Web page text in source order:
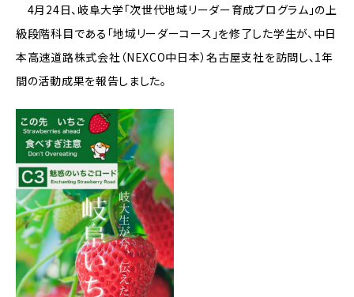
4月24日、岐阜大学「次世代地域リーダー育成プログラム」の上
級段階科目である「地域リーダーコース」を修了した学生が、中日
本高速道路株式会社（NEXCO中日本）名古屋支社を訪問し、1年
間の活動成果を報告しました。